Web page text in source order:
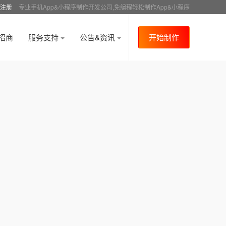
册 专业手机App&小程序制作开发公司,免编程轻松制作App&小程序
商 服务支持 公告&资讯 开始制作